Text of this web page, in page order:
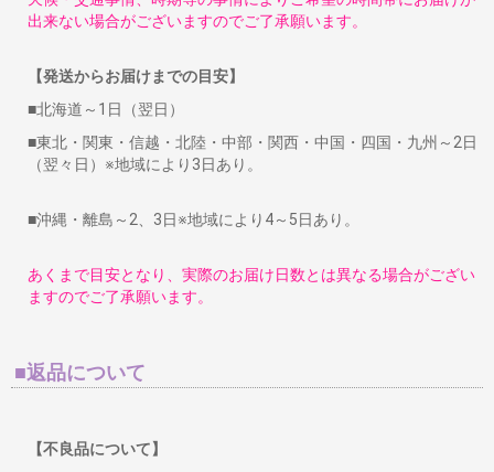
出来ない場合がございますのでご了承願います。
【発送からお届けまでの目安】
■北海道～1日（翌日）
■東北・関東・信越・北陸・中部・関西・中国・四国・九州～2日
（翌々日）※地域により3日あり。
■沖縄・離島～2、3日※地域により4～5日あり。
あくまで目安となり、実際のお届け日数とは異なる場合がござい
ますのでご了承願います。
■返品について
【不良品について】